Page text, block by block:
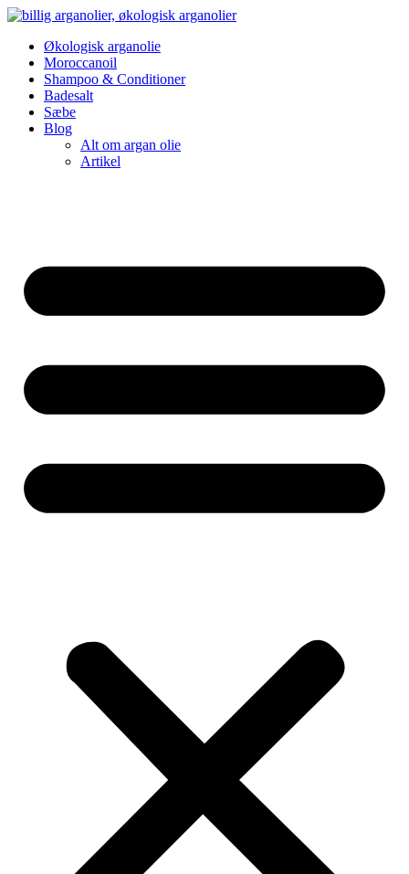
Videre
indholdØkologisk arganolie
Moroccanoil
Shampoo & Conditioner
Badesalt
Sæbe
Blog
Alt om argan olie
Artikel